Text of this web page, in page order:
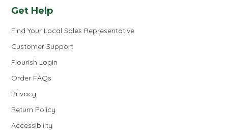
Get Help
Find Your Local Sales Representative
Customer Support
Flourish Login
Order FAQs
Privacy
Return Policy
Accessiblilty